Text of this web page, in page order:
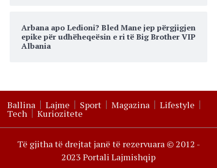
Arbana apo Ledioni? Bled Mane jep përgjigjen
epike për udhëheqeësin e ri të Big Brother VIP
Albania
Ballina Lajme Sport Magazina Lifestyle
Tech Kuriozitete
Të gjitha të drejtat janë të rezervuara © 2012 -
2023 Portali Lajmishqip